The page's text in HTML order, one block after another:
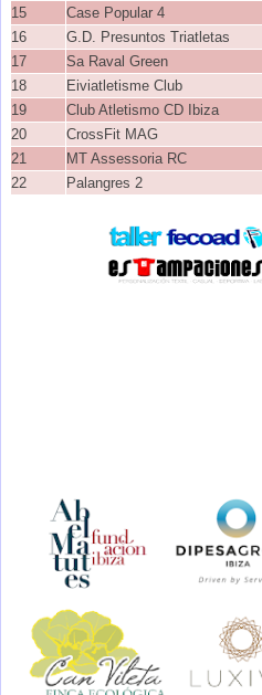
15 Case Popular 4
16 G.D. Presuntos Triatletas
17 Sa Raval Green
18 Eiviatletisme Club
19 Club Atletismo CD Ibiza
20 CrossFit MAG
21 MT Assessoria RC
22 Palangres 2